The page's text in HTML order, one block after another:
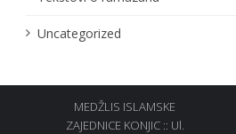
Uncategorized
MEDŽLIS ISLAMSKE
ZAJEDNICE KONJIC :: Ul.